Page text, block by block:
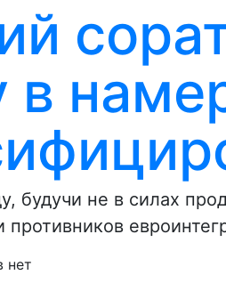
в
будучи не в силах
противников
нет